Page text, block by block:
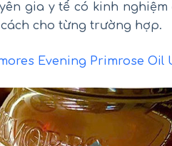
gia y tế có kinh
cho từng trường hợp.
Evening Primrose Oil